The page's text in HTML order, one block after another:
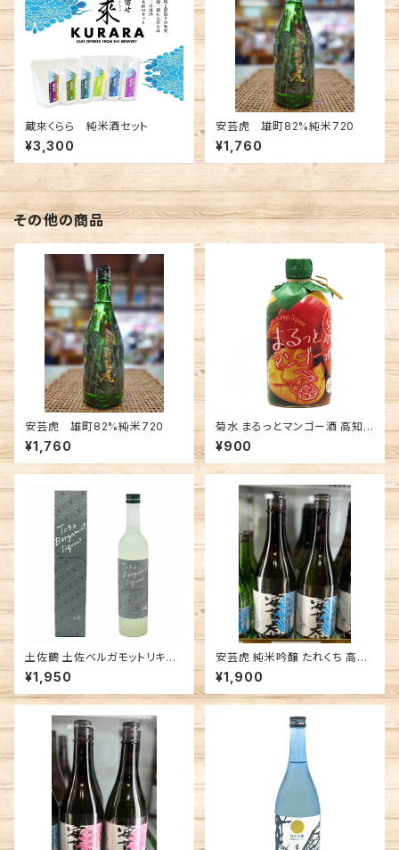
蔵來くらら 純米酒セット
¥3,300
安芸虎 雄町82%純米720
¥1,760
その他の商品
安芸虎 雄町82%純米720
¥1,760
菊水 まるっとマンゴー酒 高知
菊水酒造 リキュール
¥900
土佐鶴 土佐ベルガモットリキュ
ール 高知 土佐鶴酒造 リキュー
ル
¥1,950
安芸虎 純米吟醸 たれくち 高知
有光酒造場 日本酒
¥1,900